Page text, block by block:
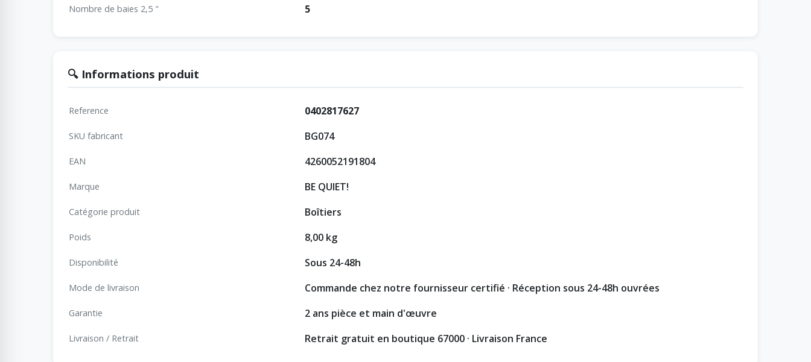
Nombre de baies 2,5 " 5
🔍 Informations produit
Reference 0402817627
SKU fabricant BG074
EAN 4260052191804
Marque BE QUIET!
Catégorie produit Boîtiers
Poids 8,00 kg
Disponibilité Sous 24-48h
Mode de livraison Commande chez notre fournisseur certifié · Réception sous 24-48h ouvrées
Garantie 2 ans pièce et main d'œuvre
Livraison / Retrait Retrait gratuit en boutique 67000 · Livraison France